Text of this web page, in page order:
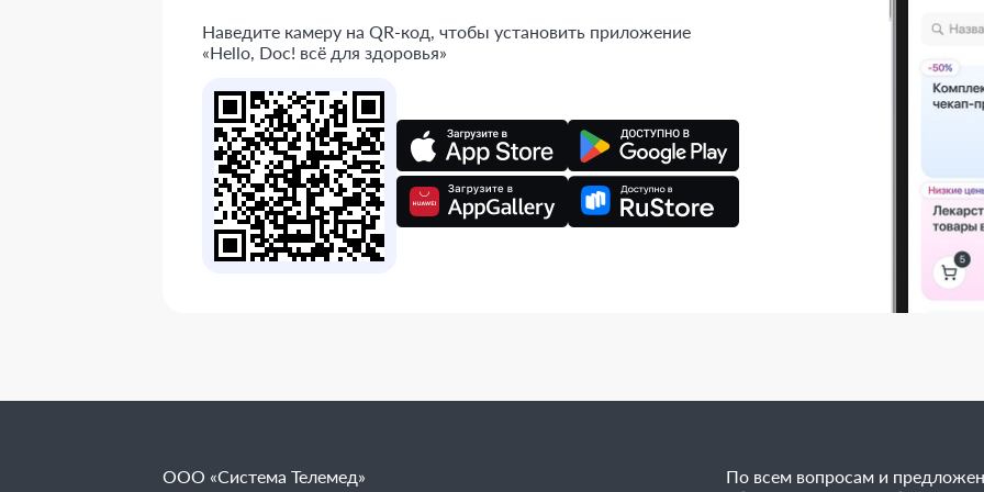
Наведите камеру на QR-код, чтобы установить приложение
«Hello, Doc! всё для здоровья»
ООО «Система Телемед»
По всем вопросам и